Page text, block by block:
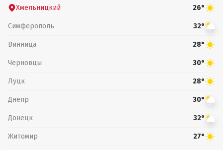
Хмельницкий 26°
Симферополь 32°
Винница 28°
Черновцы 30°
Луцк 28°
Днепр 30°
Донецк 32°
Житомир 27°